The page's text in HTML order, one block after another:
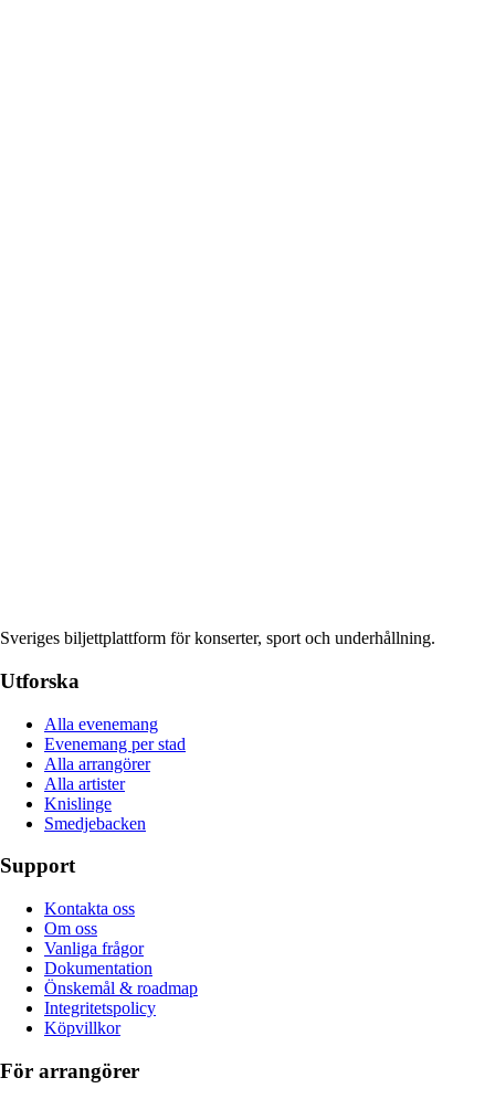
Sveriges biljettplattform för konserter, sport och underhållning.
Utforska
Alla evenemang
Evenemang per stad
Alla arrangörer
Alla artister
Knislinge
Smedjebacken
Support
Kontakta oss
Om oss
Vanliga frågor
Dokumentation
Önskemål & roadmap
Integritetspolicy
Köpvillkor
För arrangörer